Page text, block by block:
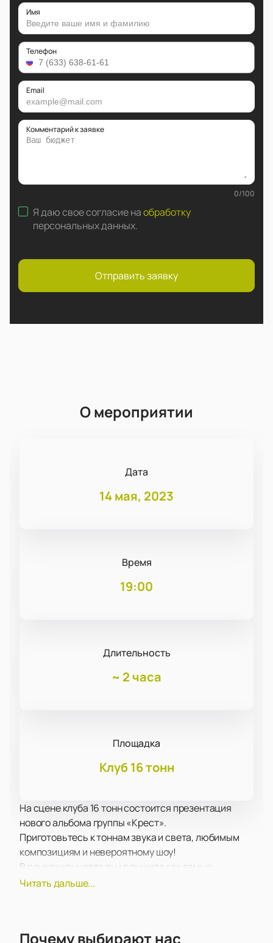
Имя
Телефон
Email
Комментарий к заявке
0/100
Я даю свое согласие наобработку
персональных данных.
Отправить заявку
О мероприятии
Дата
14 мая, 2023
Время
19:00
Длительность
~ 2 часа
Площадка
Клуб 16 тонн
На сцене клуба 16 тонн состоится презентация
нового альбома группы «Крест».
Приготовьтесь к тоннам звука и света, любимым
композициям и невероятному шоу!
В рамках концерта вы услышите как самые
популярные и проверенные временем композиции,
звука, а также световые и лазерные эффекты.
Читать дальше...
Почему выбирают нас